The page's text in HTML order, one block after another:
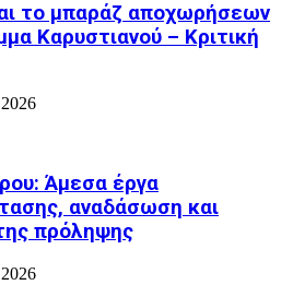
το μπαράζ αποχωρήσεων
Καρυστιανού – Κριτική
Άμεσα έργα
αναδάσωση και
πρόληψης